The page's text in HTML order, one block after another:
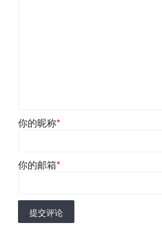
你的昵称*
你的邮箱*
提交评论